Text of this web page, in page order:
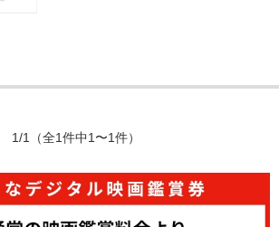
1/1 （全1件中1〜1件）